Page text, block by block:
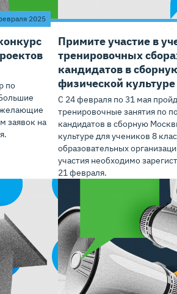
2025
по
желающие
заявок на
Примите участие в
тренировочных
кандидатов в
физической культуре
С 24 февраля по 31 мая
тренировочные занятия по
кандидатов в сборную
культуре для учеников 8
образовательных
участия необходимо
21 февраля.